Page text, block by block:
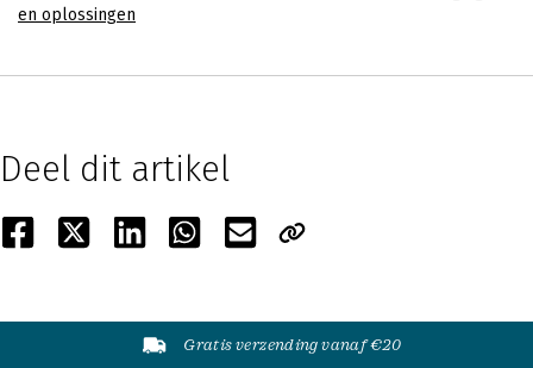
en oplossingen
Deel dit artikel
Gratis verzending vanaf €20